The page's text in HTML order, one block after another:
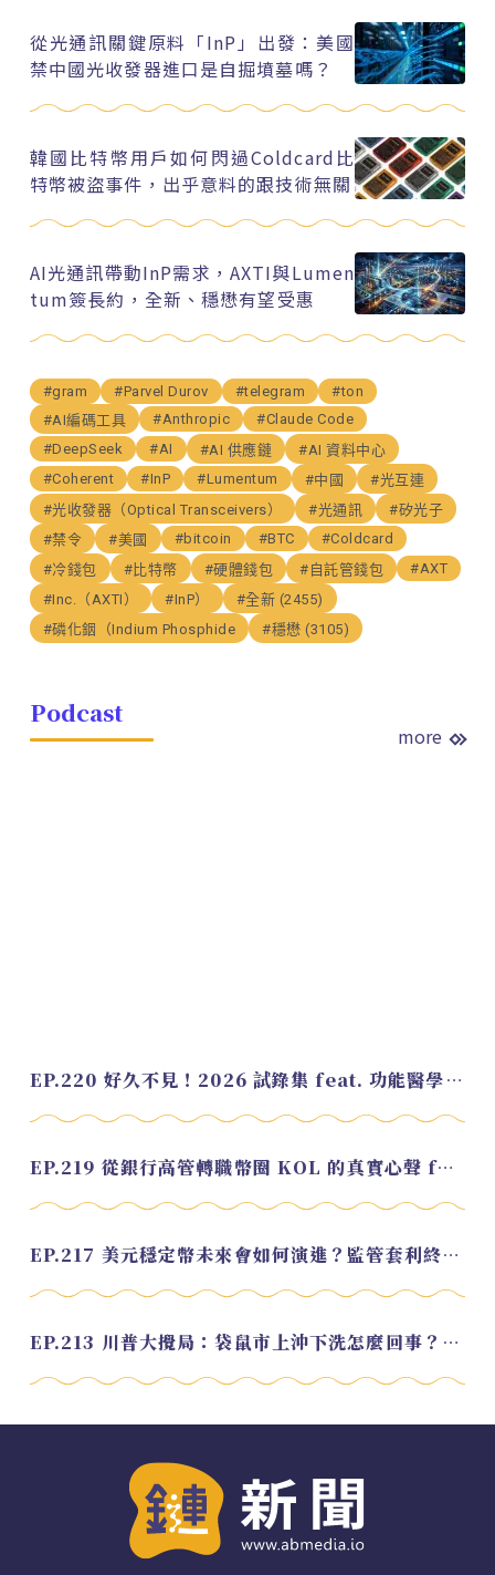
從光通訊關鍵原料「InP」出發：美國
禁中國光收發器進口是自掘墳墓嗎？
韓國比特幣用戶如何閃過Coldcard比
特幣被盜事件，出乎意料的跟技術無關
AI光通訊帶動InP需求，AXTI與Lumen
tum簽長約，全新、穩懋有望受惠
#gram #Parvel Durov #telegram
#ton
#AI編碼工具
#Anthropic
#Claude Code
#DeepSeek
#AI #AI 供應鏈
#AI 資料中心
#Coherent
#InP #Lumentum #中國
#光互連
#光收發器（Optical Transceivers）
#光通訊
#矽光子
#禁令
#美國 #bitcoin #BTC
#Coldcard
#冷錢包
#比特幣 #硬體錢包 #自託管錢包
#AXT
#Inc.（AXTI）
#InP）
#全新 (2455)
#磷化銦（Indium Phosphide
#穩懋 (3105)
Podcast
more
EP.220 好久不見！2026 試錄集 feat. 功能醫學營養師 美寶
EP.219 從銀行高管轉職幣圈 KOL 的真實心聲 feat.龜大
EP.217 美元穩定幣未來會如何演進？監管套利終將收斂？feat. 研究員 余哲安
EP.213 川普大攪局：袋鼠市上沖下洗怎麼回事？feat. Alvin